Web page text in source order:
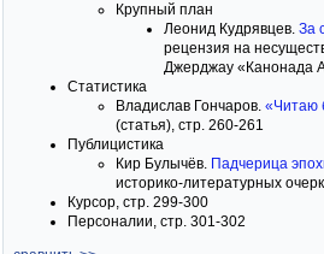
Крупный план
Леонид Кудрявцев. За
рецензия на
Джерджау «Канонада
Статистика
Владислав Гончаров. «Читаю
(статья), стр. 260-261
Публицистика
Кир Булычёв. Падчерица
историко-литературных
Курсор, стр. 299-300
Персоналии, стр. 301-302